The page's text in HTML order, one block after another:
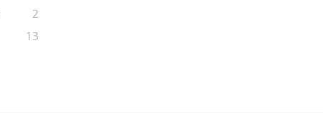
2
13